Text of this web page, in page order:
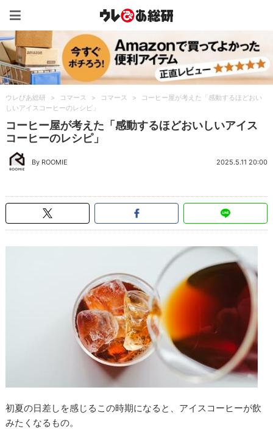
ウレぴあ総研 > コマース > コマース >
コーヒー屋が考えた「感動するほどおい
しいアイスコーヒーのレシピ」
コーヒー屋が考えた「感動するほどおいしいアイス
コーヒーのレシピ」
By ROOMIE 2025.5.11 20:00
初夏の日差しを感じるこの時期になると、アイスコーヒーが飲
みたくなるもの。